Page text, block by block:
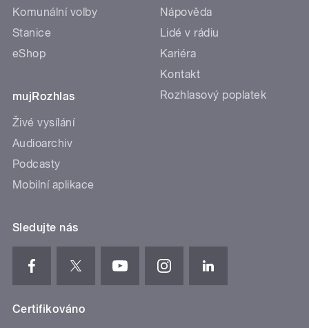
Komunální volby
Stanice
eShop
mujRozhlas
Živé vysílání
Audioarchiv
Podcasty
Mobilní aplikace
Nápověda
Lidé v rádiu
Kariéra
Kontakt
Rozhlasový poplatek
Sledujte nás
Certifikováno